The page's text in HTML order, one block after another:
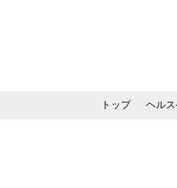
トップ ヘル